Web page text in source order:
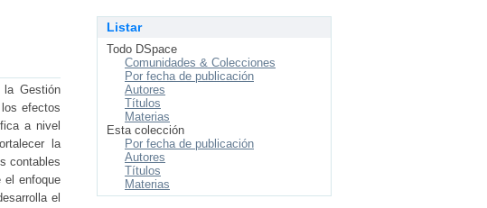
la Gestión
efectos
a nivel
la
contables
el enfoque
el
Listar
Todo DSpace
Comunidades & Colecciones
Por fecha de publicación
Autores
Títulos
Materias
Esta colección
Por fecha de publicación
Autores
Títulos
Materias